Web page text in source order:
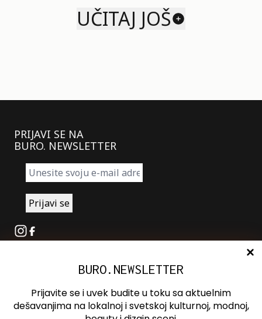
UČITAJ JOŠ
PRIJAVI SE NA
BURO. NEWSLETTER
Instagram
Facebook
Oglašavanje
Kontakt
BURO.NEWSLETTER
Prijavite se i uvek budite u toku sa aktuelnim
dešavanjima na lokalnoj i svetskoj kulturnoj, modnoj,